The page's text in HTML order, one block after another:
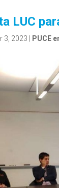
LUC
3, 2023 PUCE